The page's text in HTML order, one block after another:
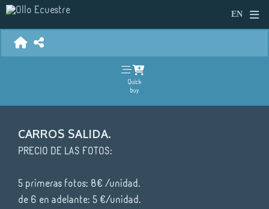
Quick
buy
CARROS SALIDA.
PRECIO DE LAS FOTOS:
5 primeras fotos: 8€ /unidad.
de 6 en adelante: 5 €/unidad.